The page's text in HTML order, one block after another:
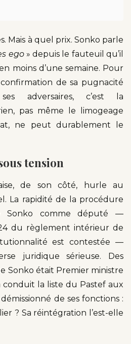
Mais à quel prix. Sonko parle
ego» depuis le fauteuil qu’il
moins d’une semaine. Pour
confirmation de sa pugnacité
adversaires, c’est la
pas même le limogeage
ne peut durablement le
tension
de son côté, hurle au
La rapidité de la procédure
Sonko comme député —
du règlement intérieur de
est contestée —
juridique sérieuse. Des
Sonko était Premier ministre
conduit la liste du Pastef aux
démissionné de ses fonctions :
? Sa réintégration l’est-elle